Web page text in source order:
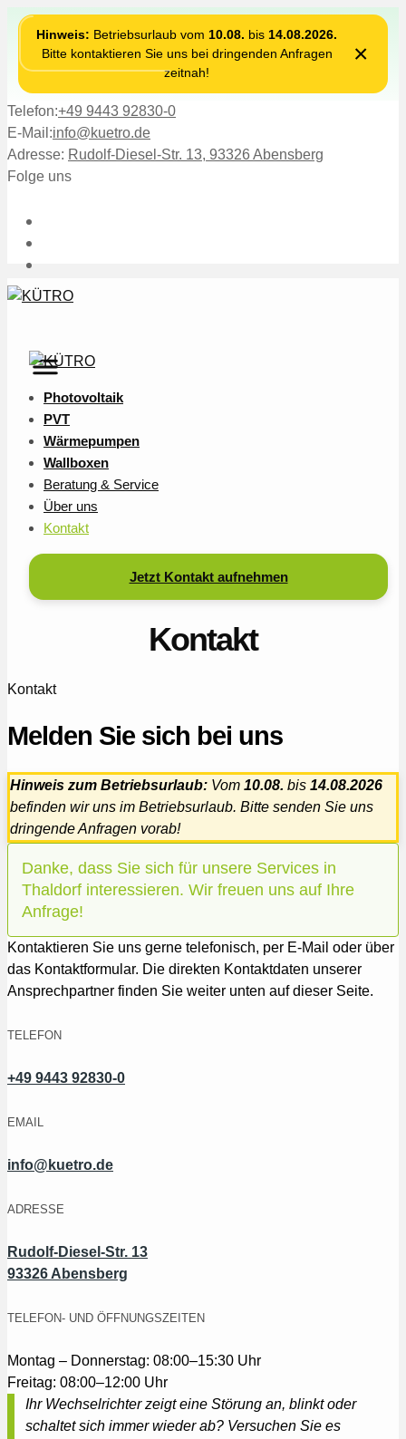
Hinweis: Betriebsurlaub vom 10.08. bis 14.08.2026.
Bitte kontaktieren Sie uns bei dringenden Anfragen
zeitnah!
×
Telefon:+49 9443 92830-0
E-Mail:info@kuetro.de
Adresse: Rudolf-Diesel-Str. 13, 93326 Abensberg
Folge uns
Photovoltaik
PVT
Wärmepumpen
Wallboxen
Beratung & Service
Über uns
Kontakt
Jetzt Kontakt aufnehmen
Kontakt
Kontakt
Melden Sie sich bei uns
Hinweis zum Betriebsurlaub: Vom 10.08. bis 14.08.2026
befinden wir uns im Betriebsurlaub. Bitte senden Sie uns
dringende Anfragen vorab!
Danke, dass Sie sich für unsere Services in
Thaldorf interessieren. Wir freuen uns auf Ihre
Anfrage!
Kontaktieren Sie uns gerne telefonisch, per E-Mail oder über
das Kontaktformular. Die direkten Kontaktdaten unserer
Ansprechpartner finden Sie weiter unten auf dieser Seite.
TELEFON
+49 9443 92830-0
EMAIL
info@kuetro.de
ADRESSE
Rudolf-Diesel-Str. 13
93326 Abensberg
TELEFON- UND ÖFFNUNGSZEITEN
Montag – Donnerstag: 08:00–15:30 Uhr
Freitag: 08:00–12:00 Uhr
Ihr Wechselrichter zeigt eine Störung an, blinkt oder
schaltet sich immer wieder ab? Versuchen Sie es